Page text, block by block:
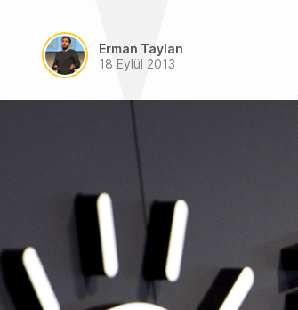
Erman Taylan
18 Eylül 2013